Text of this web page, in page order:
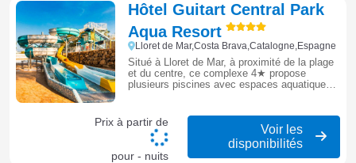
Hôtel Guitart Central Park
Aqua Resort
Lloret de Mar,Costa Brava,Catalogne,Espagne
Situé à Lloret de Mar, à proximité de la plage
et du centre, ce complexe 4★ propose
plusieurs piscines avec espaces aquatiques,
Prix à partir de
pour - nuits
Voir les
disponibilités